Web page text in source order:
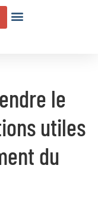
le
utiles
du